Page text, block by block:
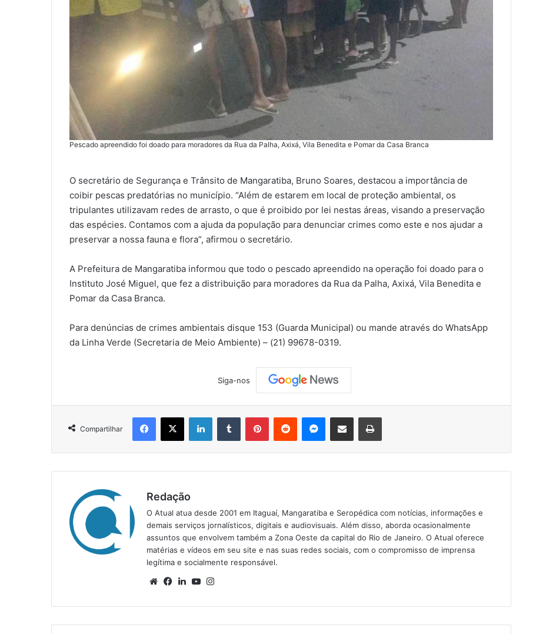
Pescado apreendido foi doado para moradores da Rua da Palha, Axixá, Vila Benedita e Pomar da Casa Branca
O secretário de Segurança e Trânsito de Mangaratiba, Bruno Soares, destacou a importância de
coibir pescas predatórias no município. “Além de estarem em local de proteção ambiental, os
tripulantes utilizavam redes de arrasto, o que é proibido por lei nestas áreas, visando a preservação
das espécies. Contamos com a ajuda da população para denunciar crimes como este e nos ajudar a
preservar a nossa fauna e flora”, afirmou o secretário.
A Prefeitura de Mangaratiba informou que todo o pescado apreendido na operação foi doado para o
Instituto José Miguel, que fez a distribuição para moradores da Rua da Palha, Axixá, Vila Benedita e
Pomar da Casa Branca.
Para denúncias de crimes ambientais disque 153 (Guarda Municipal) ou mande através do WhatsApp
da Linha Verde (Secretaria de Meio Ambiente) – (21) 99678-0319.
Siga-nos
Compartilhar
Redação
O Atual atua desde 2001 em Itaguaí, Mangaratiba e Seropédica com notícias, informações e
demais serviços jornalísticos, digitais e audiovisuais. Além disso, aborda ocasionalmente
assuntos que envolvem também a Zona Oeste da capital do Rio de Janeiro. O Atual oferece
matérias e vídeos em seu site e nas suas redes sociais, com o compromisso de imprensa
legítima e socialmente responsável.
We
te
Fa
bo
ok
Lin
din
Yo
ub
e
ra
m